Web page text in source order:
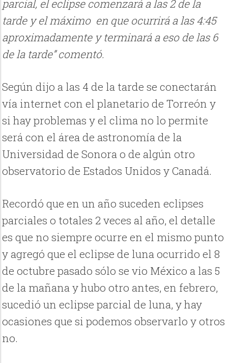
parcial, el eclipse comenzará a las 2 de la
tarde y el máximo en que ocurrirá a las 4:45
aproximadamente y terminará a eso de las 6
de la tarde” comentó.
Según dijo a las 4 de la tarde se conectarán
vía internet con el planetario de Torreón y
si hay problemas y el clima no lo permite
será con el área de astronomía de la
Universidad de Sonora o de algún otro
observatorio de Estados Unidos y Canadá.
Recordó que en un año suceden eclipses
parciales o totales 2 veces al año, el detalle
es que no siempre ocurre en el mismo punto
y agregó que el eclipse de luna ocurrido el 8
de octubre pasado sólo se vio México a las 5
de la mañana y hubo otro antes, en febrero,
sucedió un eclipse parcial de luna, y hay
ocasiones que si podemos observarlo y otros
no.